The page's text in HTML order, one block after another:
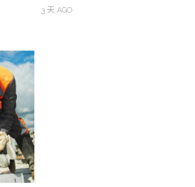
3 天 AGO